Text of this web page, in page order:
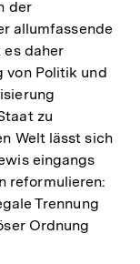
der
allumfassende
daher
von Politik und
zu
Welt lässt sich
eingangs
reformulieren:
Trennung
Ordnung